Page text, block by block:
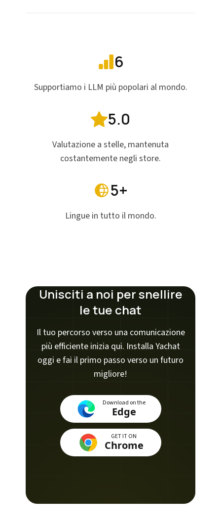
6
Supportiamo i LLM più popolari al mondo.
5.0
Valutazione a stelle, mantenuta
costantemente negli store.
5+
Lingue in tutto il mondo.
Unisciti a noi per snellire
le tue chat
Il tuo percorso verso una comunicazione
più efficiente inizia qui. Installa Yachat
oggi e fai il primo passo verso un futuro
migliore!
Download on the
Edge
GET IT ON
Chrome